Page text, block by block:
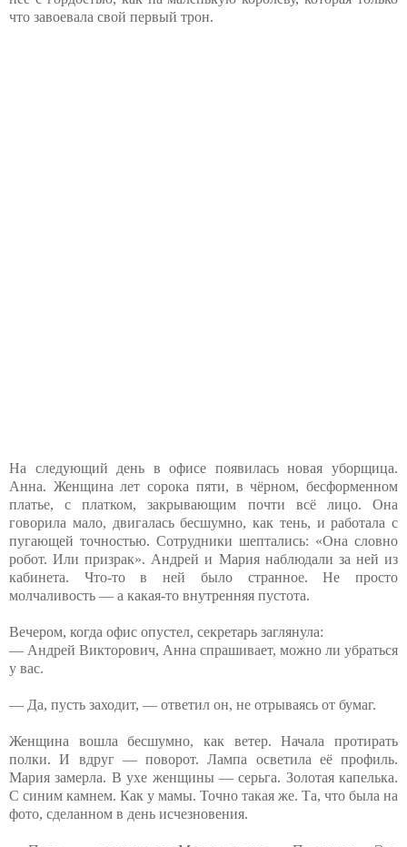
что завоевала свой первый трон.
На следующий день в офисе появилась новая уборщица.
Анна. Женщина лет сорока пяти, в чёрном, бесформенном
платье, с платком, закрывающим почти всё лицо. Она
говорила мало, двигалась бесшумно, как тень, и работала с
пугающей точностью. Сотрудники шептались: «Она словно
робот. Или призрак». Андрей и Мария наблюдали за ней из
кабинета. Что-то в ней было странное. Не просто
молчаливость — а какая-то внутренняя пустота.
Вечером, когда офис опустел, секретарь заглянула:
— Андрей Викторович, Анна спрашивает, можно ли убраться
у вас.
— Да, пусть заходит, — ответил он, не отрываясь от бумаг.
Женщина вошла бесшумно, как ветер. Начала протирать
полки. И вдруг — поворот. Лампа осветила её профиль.
Мария замерла. В ухе женщины — серьга. Золотая капелька.
С синим камнем. Как у мамы. Точно такая же. Та, что была на
фото, сделанном в день исчезновения.